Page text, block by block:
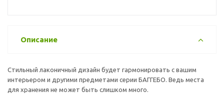
Описание
Стильный лаконичный дизайн будет гармонировать с вашим
интерьером и другими предметами серии БАГГЕБО. Ведь места
для хранения не может быть слишком много.